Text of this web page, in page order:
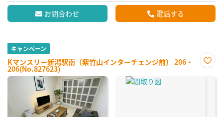
お問合わせ 電話する
キャンペーン
Kマンスリー新潟駅南（紫竹山インターチェンジ前） 206・
206(No.827623)
に入